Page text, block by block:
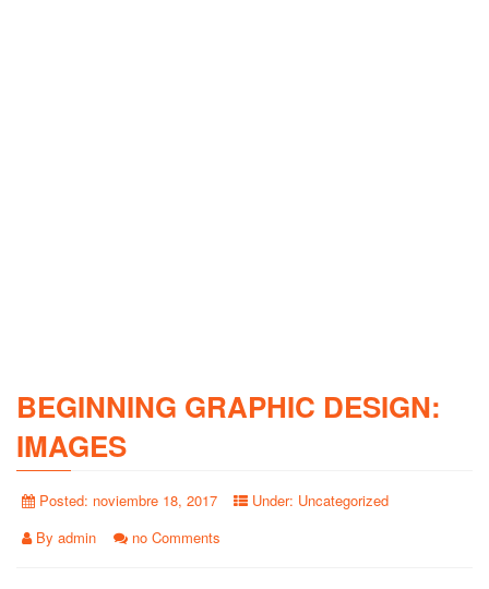
BEGINNING GRAPHIC DESIGN:
IMAGES
Posted: noviembre 18, 2017 Under: Uncategorized
By admin no Comments